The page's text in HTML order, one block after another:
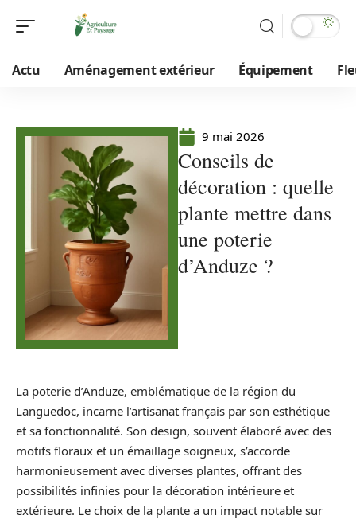
Actu Aménagement extérieur Équipement
9 mai 2026
Conseils de
décoration : quelle
plante mettre dans
une poterie
d’Anduze ?
La poterie d’Anduze, emblématique de la région du
Languedoc, incarne l’artisanat français par son esthétique
et sa fonctionnalité. Son design, souvent élaboré avec des
motifs floraux et un émaillage soigneux, s’accorde
harmonieusement avec diverses plantes, offrant des
possibilités infinies pour la décoration intérieure et
extérieure. Le choix de la plante a un impact notable sur